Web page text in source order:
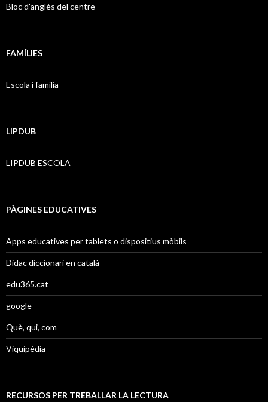
Bloc d'anglès del centre
FAMÍLIES
Escola i família
LIPDUB
LIPDUB ESCOLA
PÀGINES EDUCATIVES
Apps educatives per tablets o dispositius mòbils
Didac diccionari en català
edu365.cat
google
Què, qui, com
Viquipèdia
RECURSOS PER TREBALLAR LA LECTURA